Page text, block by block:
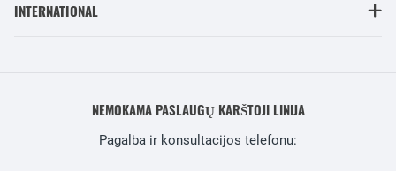
INTERNATIONAL
NEMOKAMA PASLAUGŲ KARŠTOJI LINIJA
Pagalba ir konsultacijos telefonu: